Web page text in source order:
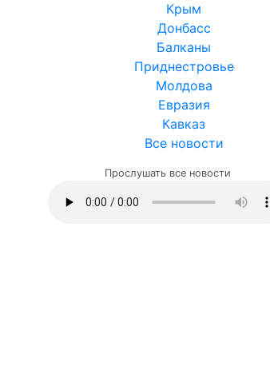
Крым
Донбасс
Балканы
Приднестровье
Молдова
Евразия
Кавказ
Все новости
Прослушать все новости